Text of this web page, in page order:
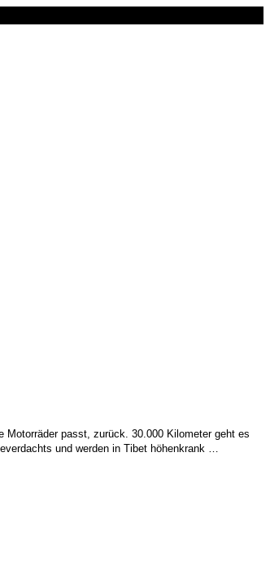
Motorräder passt, zurück. 30.000 Kilometer geht es
und werden in Tibet höhenkrank …